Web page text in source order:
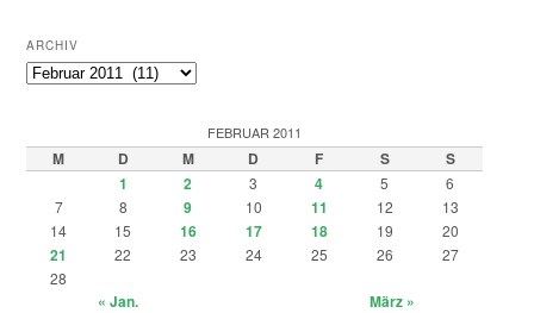
ARCHIV
Archiv
FEBRUAR 2011
M D M D F S
S
1
2 3 4 5
6
7
8 9 10 11 12
13
14
15 16 17 18 19 20
21 22 23 24 25 26
27
28
« Jan. März »